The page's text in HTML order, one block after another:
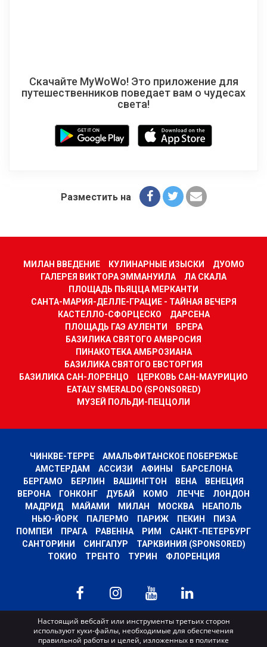
Скачайте MyWoWo! Это приложение для
путешественников поведает вам о чудесах
света!
Разместить на
МИЛАН ВВЕДЕНИЕ КУЛИНАРНЫЕ ИЗЫСКИ
ДУОМО
ГАЛЕРЕЯ ВИКТОРА ЭММАНУИЛА
ЛА СКАЛА
ПЛОЩАДЬ ПЬЯЦЦА МЕРКАНТИ
САНТА-МАРИЯ-ДЕЛЛЕ-ГРАЦИЕ - ТАЙНАЯ ВЕЧЕРЯ
КАСТЕЛЛО-СФОРЦЕСКО
ДАРСЕНА
ПЛОЩАДЬ ГАЭ АУЛЕНТИ
БРЕРА
БАЗИЛИКА СВЯТОГО АМВРОСИЯ
ПИНАКОТЕКА АМБРОЗИАНА
БАЗИЛИКА СВЯТОГО ЕВСТОРГИЯ
БАЗИЛИКА САН-ЛОРЕНЦО
ЦЕРКОВЬ САН-МАУРИЦИО
EATALY SMERALDO (SPONSORED)
МУЗЕЙ ПОЛЬДИ-ПЕЦЦОЛИ
ЧИНКВЕ-ТЕРРЕ
АМАЛЬФИТАНСКОЕ ПОБЕРЕЖЬЕ
АМСТЕРДАМ
АССИЗИ АФИНЫ
БАРСЕЛОНА
БЕРГАМО
БЕРЛИН ВАШИНГТОН ВЕНА
ВЕНЕЦИЯ
ВЕРОНА
ГОНКОНГ ДУБАЙ КОМО ЛЕЧЧЕ
ЛОНДОН
МАДРИД
МАЙАМИ МИЛАН МОСКВА
НЕАПОЛЬ
НЬЮ-ЙОРК
ПАЛЕРМО ПАРИЖ ПЕКИН
ПИЗА
ПОМПЕИ
ПРАГА РАВЕННА РИМ
САНКТ-ПЕТЕРБУРГ
САНТОРИНИ
СИНГАПУР
ТАРКВИНИЯ (SPONSORED)
ТОКИО
ТРЕНТО ТУРИН ФЛОРЕНЦИЯ
MyWoWo s.r.l.
P.I. e C.F. 04201270164 Via Marconi, 34 – 24068 Seriate (BG) Iscritta al registro
delle imprese di Bergamo con n° iscrizione 443941 – Cap.Soc. € 100.000,00 i.v.
Настоящий вебсайт или инструменты третьих сторон
используют куки-файлы, необходимые для обеспечения
правильной работы и целей, изложенных в политике